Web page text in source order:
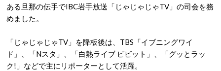
ある旦那の伝手でIBC岩手放送「じゃじゃじゃTV」の司会を務
めました。
「じゃじゃじゃTV」を降板後は、TBS「イブニングワイ
ド」、「Nスタ」、「白熱ライブ ビビット」、「グッとラッ
ク!」などで主にリポーターとして活躍。